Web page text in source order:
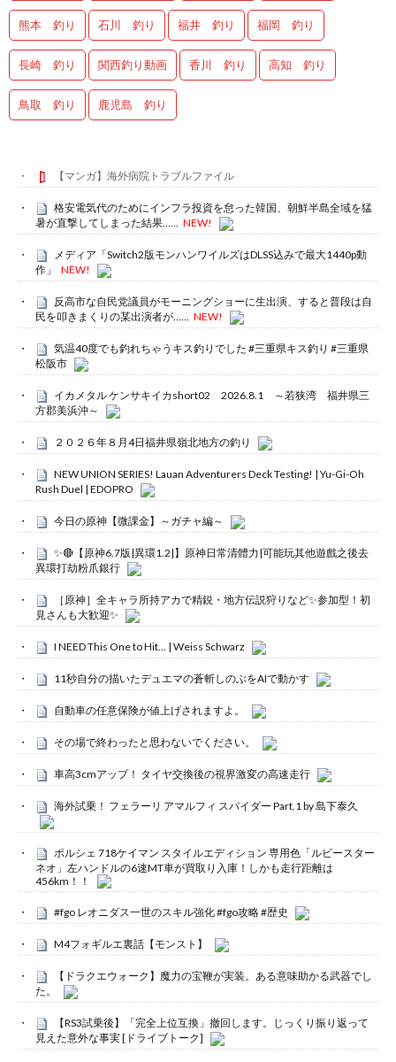
熊本 釣り 石川 釣り 福井 釣り 福岡 釣り
長崎 釣り 関西釣り動画 香川 釣り 高知 釣り
鳥取 釣り 鹿児島 釣り
【マンガ】海外病院トラブルファイル
格安電気代のためにインフラ投資を怠った韓国、朝鮮半島全域を猛
暑が直撃してしまった結果…… NEW!
メディア「Switch2版モンハンワイルズはDLSS込みで最大1440p動
作」
NEW!
反高市な自民党議員がモーニングショーに生出演、すると普段は自
民を叩きまくりの某出演者が…… NEW!
気温40度でも釣れちゃうキス釣りでした #三重県キス釣り #三重県
松阪市
イカメタル ケンサキイカshort02 2026.8.1 ～若狭湾 福井県三
方郡美浜沖～
２０２６年８月4日福井県嶺北地方の釣り
NEW UNION SERIES! Lauan Adventurers Deck Testing! | Yu-Gi-Oh
Rush Duel | EDOPRO
今日の原神【微課金】～ガチャ編～
✨🔴【原神6.7版|異環1.2|】原神日常清體力|可能玩其他遊戲之後去
異環打劫粉爪銀行
［原神］全キャラ所持アカで精鋭・地方伝説狩りなど✨参加型！初
見さんも大歓迎✨
I NEED This One to Hit… | Weiss Schwarz
11秒自分の描いたデュエマの蒼斬しのぶをAIで動かす
自動車の任意保険が値上げされますよ。
その場で終わったと思わないでください。
車高3cmアップ！ タイヤ交換後の視界激変の高速走行
海外試乗！ フェラーリ アマルフィ スパイダー Part.1 by 島下泰久
ポルシェ 718ケイマン スタイルエディション 専用色「ルビースター
ネオ」左ハンドルの6速MT車が買取り入庫！しかも走行距離は
456km！！
#fgo レオニダス一世のスキル強化 #fgo攻略 #歴史
M4フォギルエ裏話【モンスト】
【ドラクエウォーク】魔力の宝鞭が実装。ある意味助かる武器でし
た。
【RS3試乗後】「完全上位互換」撤回します。じっくり振り返って
見えた意外な事実 [ドライブトーク]